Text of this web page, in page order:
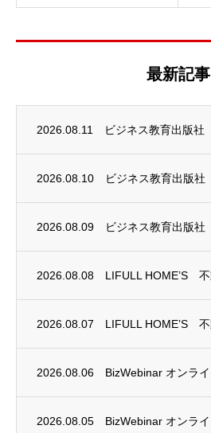
最新記事
2026.08.11
2026.08.10
2026.08.09
2026.08.08
2026.08.07
2026.08.06
2026.08.05